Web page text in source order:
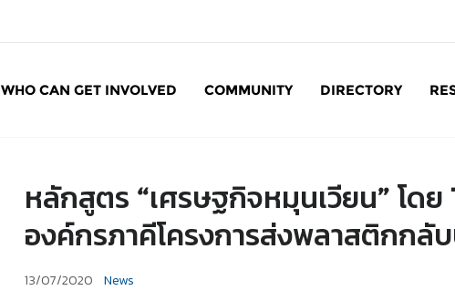
WHO CAN GET INVOLVED COMMUNITY DIRECTORY
หลักสูตร “เศรษฐกิจหมุนเวียน” โด
องค์กรภาคีโครงการส่งพลาสติกกลั
13/07/2020 News